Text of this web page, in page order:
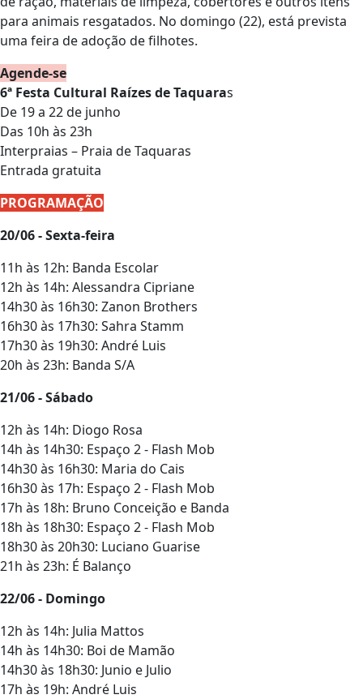
para animais resgatados. No domingo (22), está prevista
uma feira de adoção de filhotes.
Agende-se
6ª Festa Cultural Raízes de Taquaras
De 19 a 22 de junho
Das 10h às 23h
Interpraias – Praia de Taquaras
Entrada gratuita
PROGRAMAÇÃO
20/06 - Sexta-feira
11h às 12h: Banda Escolar
12h às 14h: Alessandra Cipriane
14h30 às 16h30: Zanon Brothers
16h30 às 17h30: Sahra Stamm
17h30 às 19h30: André Luis
20h às 23h: Banda S/A
21/06 - Sábado
12h às 14h: Diogo Rosa
14h às 14h30: Espaço 2 - Flash Mob
14h30 às 16h30: Maria do Cais
16h30 às 17h: Espaço 2 - Flash Mob
17h às 18h: Bruno Conceição e Banda
18h às 18h30: Espaço 2 - Flash Mob
18h30 às 20h30: Luciano Guarise
21h às 23h: É Balanço
22/06 - Domingo
12h às 14h: Julia Mattos
14h às 14h30: Boi de Mamão
14h30 às 18h30: Junio e Julio
17h às 19h: André Luis